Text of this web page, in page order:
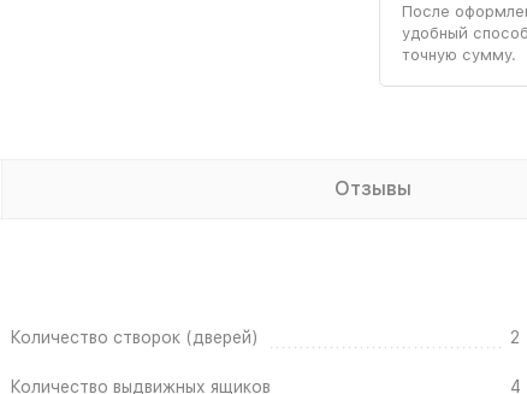
После
удобный
точную сумму.
Отзывы
Количество створок (дверей) 2
Количество выдвижных ящиков 4